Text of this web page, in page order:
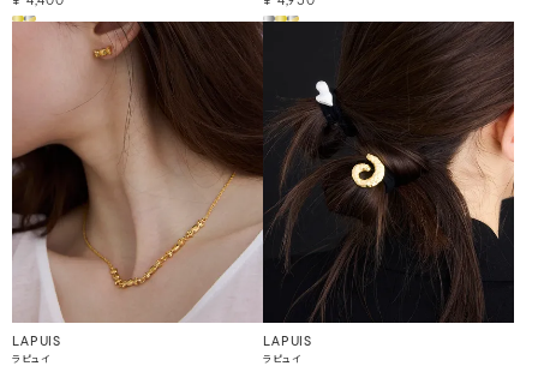
LAPUIS
ラピュイ
LAPUIS
ラピュイ